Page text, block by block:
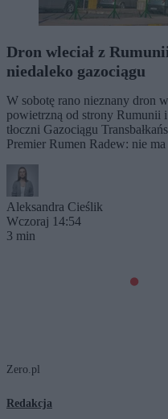
Dron wleciał z
niedaleko gazociągu
W sobotę rano nieznany dron
powietrzną od strony Rumunii
tłoczni Gazociągu
Premier Rumen Radew: nie
Aleksandra Cieślik
Wczoraj 14:54
3 min
Zero.pl
Redakcja